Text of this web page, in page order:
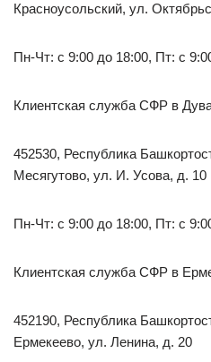
Красноусольский, ул.
Пн-Чт: с 9:00 до 18:00, Пт: с
Клиентская служба СФР в
452530, Республика
Месягутово, ул. И. Усова, д. 10
Пн-Чт: с 9:00 до 18:00, Пт: с
Клиентская служба СФР в
452190, Республика
Ермекеево, ул. Ленина, д. 20